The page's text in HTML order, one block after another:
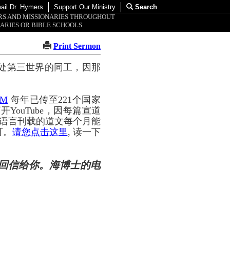
Dr. Hymers Support Our Ministry
Search
AND MISSIONARIES THROUGHOUT
OR BIBLE SCHOOLS.
Print Sermon
第三世界的同工，因那
每年已传至221个国家
YouTube，因每篇宣道
言刊载的道文每个月能
请您点击这里, 读一下
信给你。海博士的电